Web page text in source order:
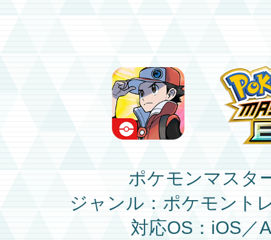
ポケモンマスタ
ジャンル：ポケモント
対応OS：iOS／